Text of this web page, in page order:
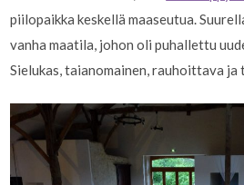
piilopaikka keskellä maaseutua.
vanha maatila, johon oli puhallettu
Sielukas, taianomainen, rauhoittava ja